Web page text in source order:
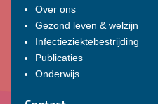
Over ons
Gezond leven & welzijn
Infectieziektebestrijding
Publicaties
Onderwijs